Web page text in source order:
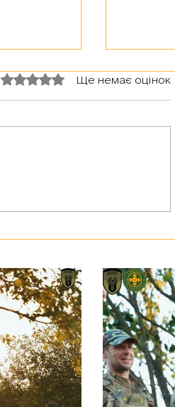
Оцінка: 0 з 5 зірок.Ще немає оцінок